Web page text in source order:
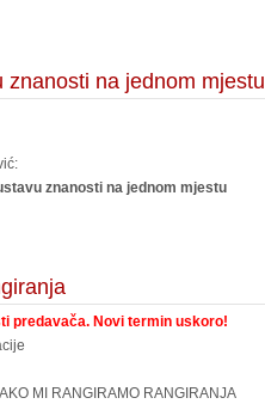
na jednom mjestu
znanosti na jednom mjestu
predavača. Novi termin uskoro!
MI RANGIRAMO RANGIRANJA